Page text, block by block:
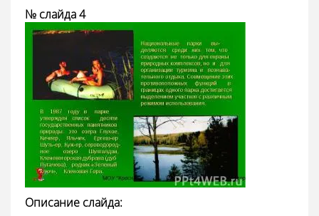
№ слайда 4
Описание слайда: